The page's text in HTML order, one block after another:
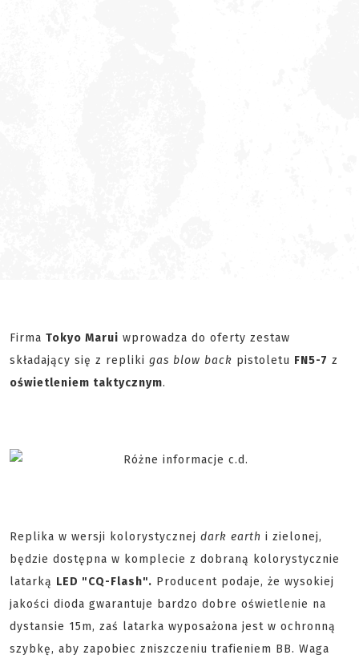
Firma Tokyo Marui wprowadza do oferty zestaw
składający się z repliki gas blow back pistoletu FN5-7 z
oświetleniem taktycznym.
Replika w wersji kolorystycznej dark earth i zielonej,
będzie dostępna w komplecie z dobraną kolorystycznie
latarką LED "CQ-Flash". Producent podaje, że wysokiej
jakości dioda gwarantuje bardzo dobre oświetlenie na
dystansie 15m, zaś latarka wyposażona jest w ochronną
szybkę, aby zapobiec zniszczeniu trafieniem BB. Waga